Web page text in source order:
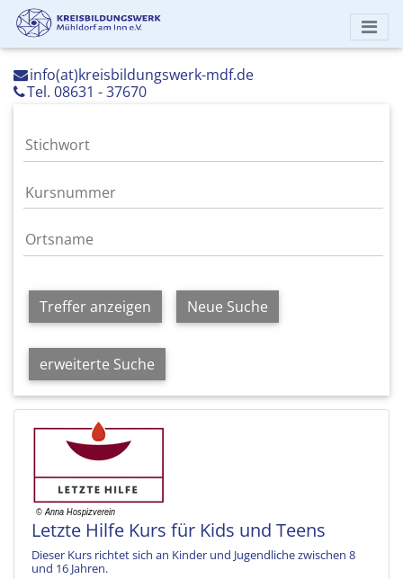
info(at)kreisbildungswerk-mdf.de
Tel. 08631 - 37670
Treffer anzeigen Neue Suche
erweiterte Suche
Letzte Hilfe Kurs für Kids und Teens
Dieser Kurs richtet sich an Kinder und Jugendliche zwischen 8
und 16 Jahren.